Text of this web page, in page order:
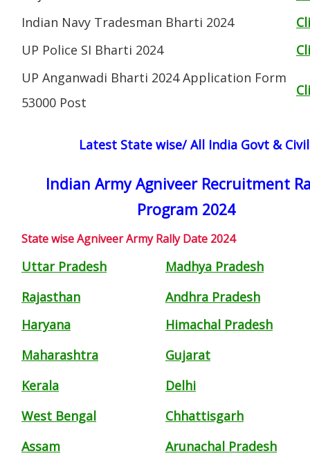
Indian Navy Tradesman Bharti 2024
UP Police SI Bharti 2024
UP Anganwadi Bharti 2024 Application Form
53000 Post
Latest State wise/ All India Govt &
Indian Army Agniveer Recruitment
Program 2024
State wise Agniveer Army Rally Date 2024
Uttar Pradesh
Madhya Pradesh
Rajasthan
Andhra Pradesh
Haryana
Himachal Pradesh
Maharashtra
Gujarat
Kerala
Delhi
West Bengal
Chhattisgarh
Assam
Arunachal Pradesh